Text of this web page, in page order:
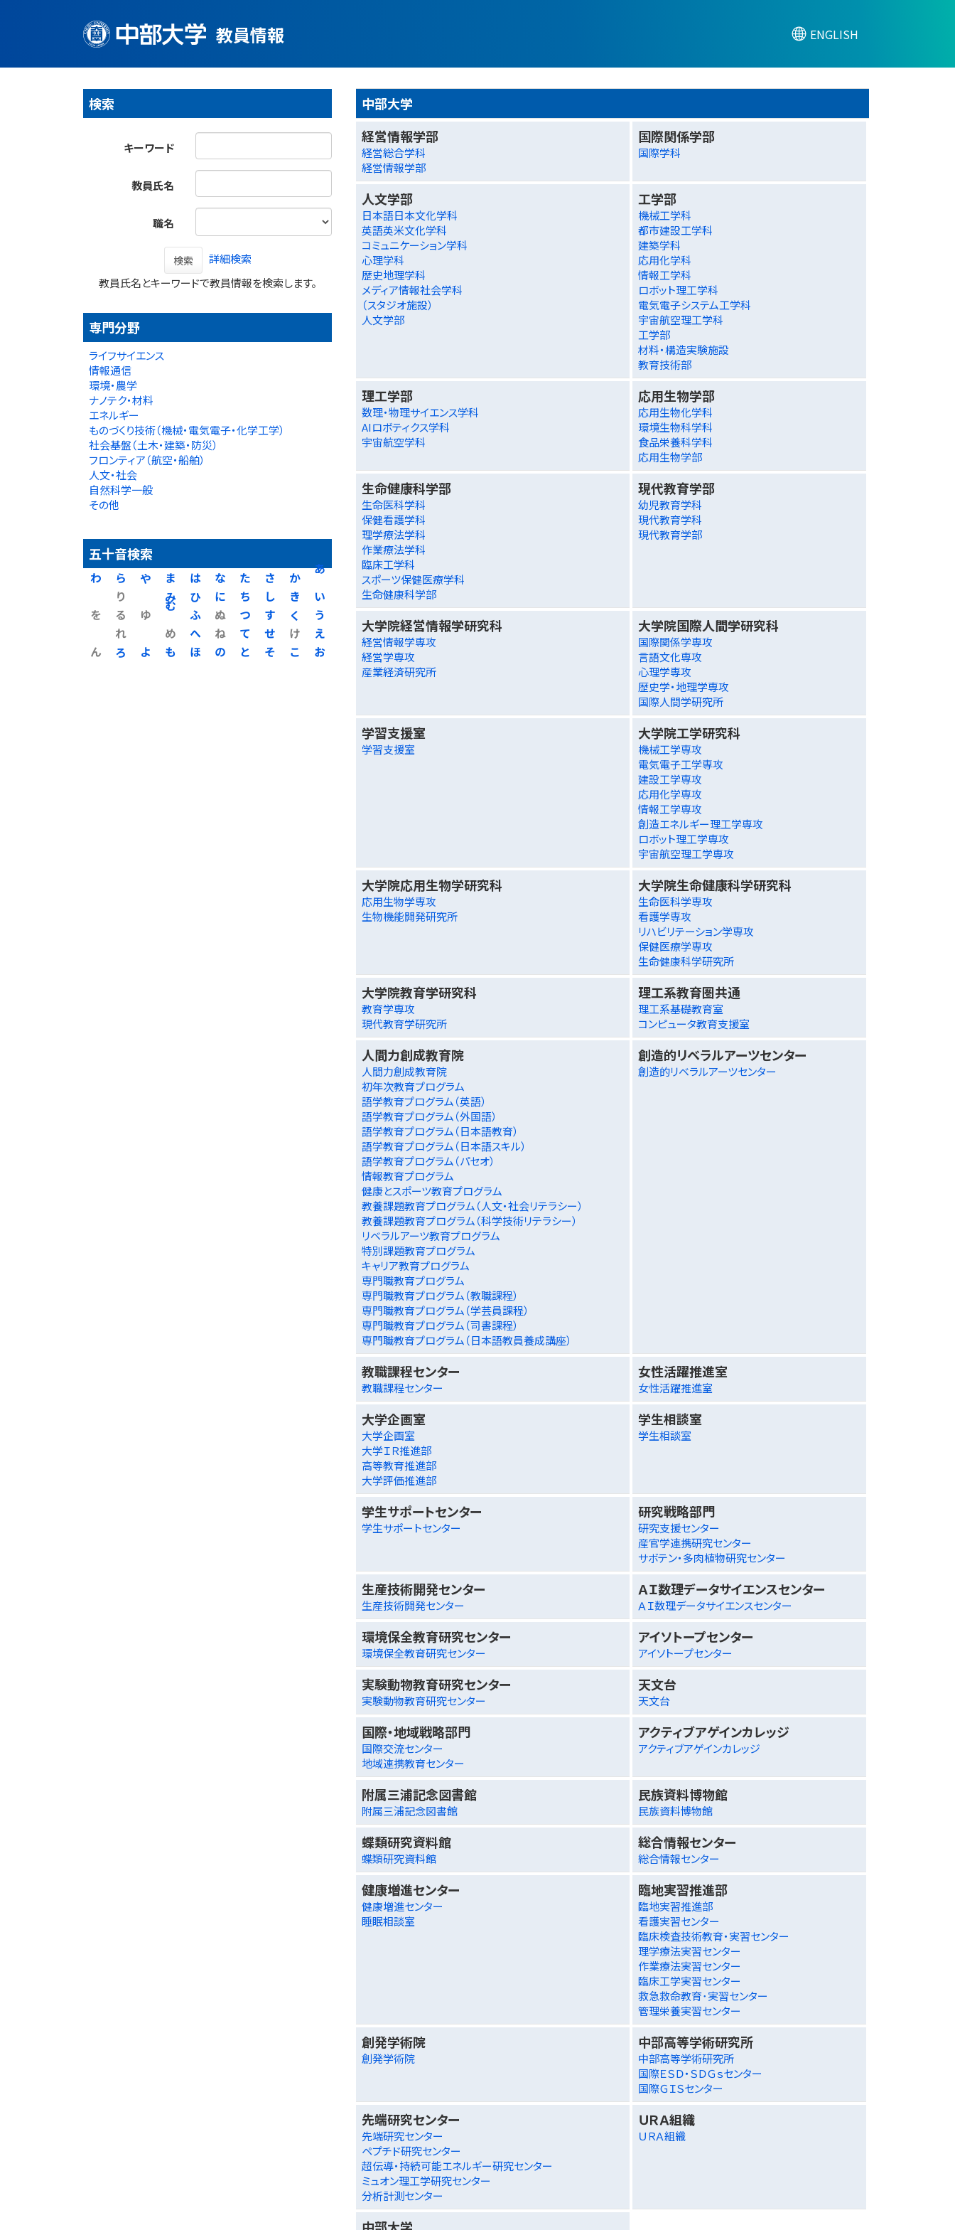
教員情報 ENGLISH
検索
キーワード
教員氏名
職名
検索
詳細検索
教員氏名とキーワードで教員情報を検索します。
専門分野
ライフサイエンス
情報通信
環境・農学
ナノテク・材料
エネルギー
ものづくり技術（機械・電気電子・化学工学）
社会基盤（土木・建築・防災）
フロンティア（航空・船舶）
人文・社会
自然科学一般
その他
五十音検索
あ
い
う
え
お
か
き
く
け
こ
さ
し
す
せ
そ
た
ち
つ
て
と
な
に
ぬ
ね
の
は
ひ
ふ
へ
ほ
ま
み
む
め
も
や
ゆ
よ
ら
り
る
れ
ろ
わ
を
ん
中部大学
経営情報学部
経営総合学科
経営情報学部
国際関係学部
国際学科
人文学部
日本語日本文化学科
英語英米文化学科
コミュニケーション学科
心理学科
歴史地理学科
メディア情報社会学科
（スタジオ施設）
人文学部
工学部
機械工学科
都市建設工学科
建築学科
応用化学科
情報工学科
ロボット理工学科
電気電子システム工学科
宇宙航空理工学科
工学部
材料・構造実験施設
教育技術部
理工学部
数理・物理サイエンス学科
AIロボティクス学科
宇宙航空学科
応用生物学部
応用生物化学科
環境生物科学科
食品栄養科学科
応用生物学部
生命健康科学部
生命医科学科
保健看護学科
理学療法学科
作業療法学科
臨床工学科
スポーツ保健医療学科
生命健康科学部
現代教育学部
幼児教育学科
現代教育学科
現代教育学部
大学院経営情報学研究科
経営情報学専攻
経営学専攻
産業経済研究所
大学院国際人間学研究科
国際関係学専攻
言語文化専攻
心理学専攻
歴史学・地理学専攻
国際人間学研究所
学習支援室
学習支援室
大学院工学研究科
機械工学専攻
電気電子工学専攻
建設工学専攻
応用化学専攻
情報工学専攻
創造エネルギー理工学専攻
ロボット理工学専攻
宇宙航空理工学専攻
大学院応用生物学研究科
応用生物学専攻
生物機能開発研究所
大学院生命健康科学研究科
生命医科学専攻
看護学専攻
リハビリテーション学専攻
保健医療学専攻
生命健康科学研究所
大学院教育学研究科
教育学専攻
現代教育学研究所
理工系教育圏共通
理工系基礎教育室
コンピュータ教育支援室
人間力創成教育院
人間力創成教育院
初年次教育プログラム
語学教育プログラム（英語）
語学教育プログラム（外国語）
語学教育プログラム（日本語教育）
語学教育プログラム（日本語スキル）
語学教育プログラム（パセオ）
情報教育プログラム
健康とスポーツ教育プログラム
教養課題教育プログラム（人文・社会リテラシー）
教養課題教育プログラム（科学技術リテラシー）
リベラルアーツ教育プログラム
特別課題教育プログラム
キャリア教育プログラム
専門職教育プログラム
専門職教育プログラム（教職課程）
専門職教育プログラム（学芸員課程）
専門職教育プログラム（司書課程）
専門職教育プログラム（日本語教員養成講座）
創造的リベラルアーツセンター
創造的リベラルアーツセンター
教職課程センター
教職課程センター
女性活躍推進室
女性活躍推進室
大学企画室
大学企画室
大学ＩＲ推進部
高等教育推進部
大学評価推進部
学生相談室
学生相談室
学生サポートセンター
学生サポートセンター
研究戦略部門
研究支援センター
産官学連携研究センター
サボテン・多肉植物研究センター
生産技術開発センター
生産技術開発センター
ＡＩ数理データサイエンスセンター
ＡＩ数理データサイエンスセンター
環境保全教育研究センター
環境保全教育研究センター
アイソトープセンター
アイソトープセンター
実験動物教育研究センター
実験動物教育研究センター
天文台
天文台
国際・地域戦略部門
国際交流センター
地域連携教育センター
アクティブアゲインカレッジ
アクティブアゲインカレッジ
附属三浦記念図書館
附属三浦記念図書館
民族資料博物館
民族資料博物館
蝶類研究資料館
蝶類研究資料館
総合情報センター
総合情報センター
健康増進センター
健康増進センター
睡眠相談室
臨地実習推進部
臨地実習推進部
看護実習センター
臨床検査技術教育・実習センター
理学療法実習センター
作業療法実習センター
臨床工学実習センター
救急救命教育･実習センター
管理栄養実習センター
創発学術院
創発学術院
中部高等学術研究所
中部高等学術研究所
国際ＥＳＤ・ＳＤＧｓセンター
国際ＧＩＳセンター
先端研究センター
先端研究センター
ペプチド研究センター
超伝導・持続可能エネルギー研究センター
ミュオン理工学研究センター
分析計測センター
ＵＲＡ組織
ＵＲＡ組織